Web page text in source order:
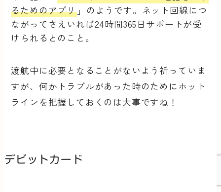
るためのアプリ 」のようです。ネット回線につ
ながってさえいれば24時間365日サポートが受
けられるとのこと。
渡航中に必要となることがないよう祈っていま
すが、何かトラブルがあった時のためにホット
ラインを把握しておくのは大事ですね！
デビットカード